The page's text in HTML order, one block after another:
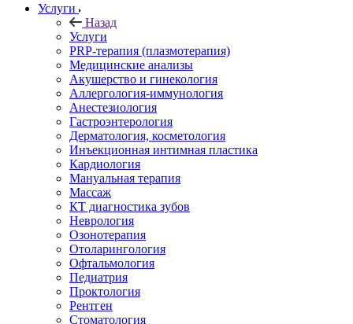
Услуги
Назад
Услуги
PRP-терапия (плазмотерапия)
Медицинские анализы
Акушерство и гинекология
Аллергология-иммунология
Анестезиология
Гастроэнтерология
Дерматология, косметология
Инъекционная интимная пластика
Кардиология
Мануальная терапия
Массаж
КТ диагностика зубов
Неврология
Озонотерапия
Отоларингология
Офтальмология
Педиатрия
Проктология
Рентген
Стоматология